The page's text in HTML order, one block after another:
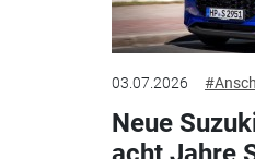
03.07.2026
Neue